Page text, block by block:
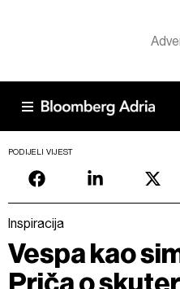
PODIJELI VIJEST
Inspiracija
Vespa kao